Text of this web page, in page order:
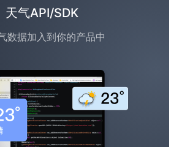
天气API/SDK
数据加入到你的产品中